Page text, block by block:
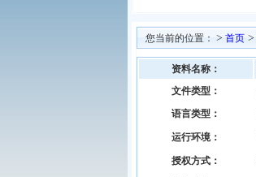
您当前的位置： > 首页 >
资料名称：
文件类型：
语言类型：
运行环境：
授权方式：